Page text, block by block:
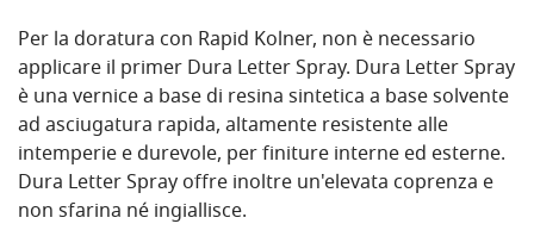
Per la doratura con Rapid Kolner, non è necessario
applicare il primer Dura Letter Spray. Dura Letter Spray
è una vernice a base di resina sintetica a base solvente
ad asciugatura rapida, altamente resistente alle
intemperie e durevole, per finiture interne ed esterne.
Dura Letter Spray offre inoltre un'elevata coprenza e
non sfarina né ingiallisce.